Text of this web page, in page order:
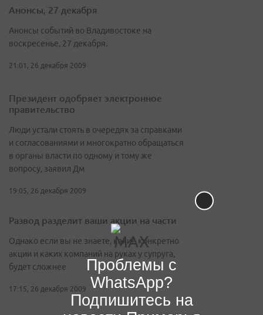
Анонсы, 27 декабря
Анонсы событий во Владивостоке на
воскресенье, 27 декабря.
21:01, 26 декабря 2009
Президент одобряет электронное
правительство
Люди устали стоять в очередях за справками
и согласованиями и многократно обращаться
в органы власти по одному и тому же
вопросу, заявил Дм
19:05, 26 декабря 2009
Развод разделит ваши акции на части
Однако если вы не знаете, какие конкретно
акции и каких компаний на руках у супруга,
будет сложнее
17:15, 26 декабря 2009
Проблемы с
WhatsApp?
Подпишитесь на